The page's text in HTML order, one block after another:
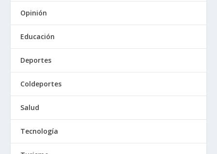
Opinión
Educación
Deportes
Coldeportes
Salud
Tecnología